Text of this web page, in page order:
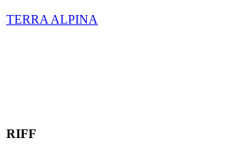
TERRA ALPINA
RIFF